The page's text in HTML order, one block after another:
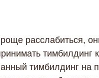
расслабиться,
тимбилдинг
тимбилдинг на